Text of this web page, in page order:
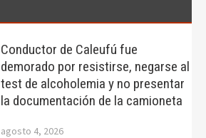
Conductor de Caleufú fue
demorado por resistirse, negarse al
test de alcoholemia y no presentar
la documentación de la camioneta
agosto 4, 2026